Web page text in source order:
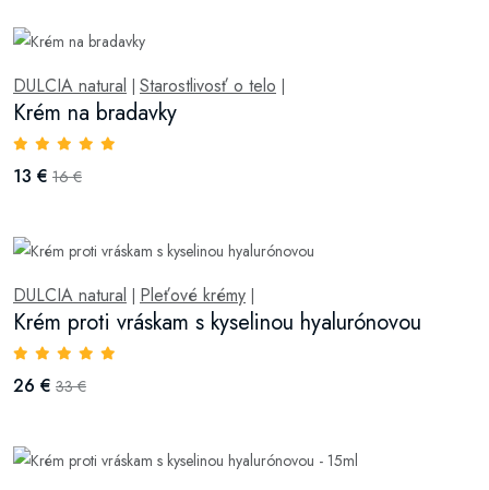
DULCIA natural Starostlivosť o telo
Krém na bradavky
13 € 16 €
DULCIA natural | Pleťové krémy |
Krém proti vráskam s kyselinou hyalurónovou
26 € 33 €